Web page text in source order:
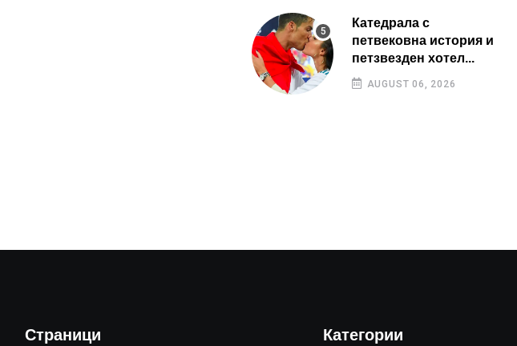
Катедрала с
петвековна история и
петзвезден хотел...
AUGUST 06, 2026
Страници Категории